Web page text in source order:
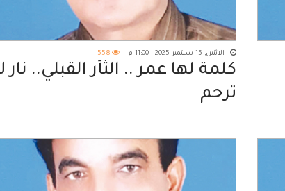
الاثنين, 15 سبتمبر 2025 - 11:00 م 558
كلمة لها عمر .. الثأر القبلي.. نار
ترحم